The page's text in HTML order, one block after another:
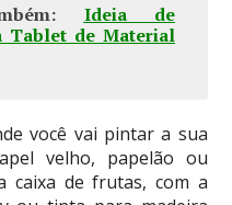
Ideia de
Tablet de Material
você vai pintar a sua
velho, papelão ou
caixa de frutas, com a